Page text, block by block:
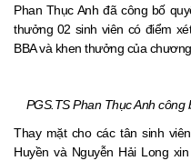
Phan Thục Anh đã công bố
thưởng 02 sinh viên có điểm
BBA và khen thưởng của
PGS.TS Phan Thục Anh
Thay mặt cho các tân sinh
Huyền và Nguyễn Hải Long